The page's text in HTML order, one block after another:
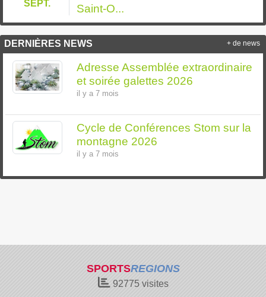
SEPT.
Saint-O...
DERNIÈRES NEWS
Adresse Assemblée extraordinaire
et soirée galettes 2026
il y a 7 mois
Cycle de Conférences Stom sur la
montagne 2026
il y a 7 mois
+ de news
SPORTSREGIONS
92775visites